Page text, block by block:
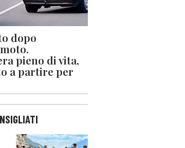
dopo
pieno di vita,
a partire per